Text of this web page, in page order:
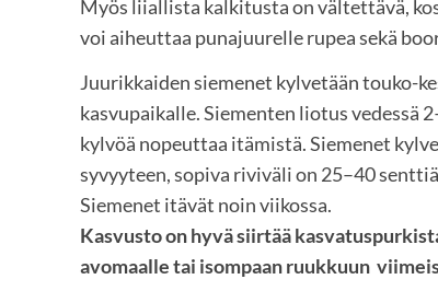
Myös liiallista kalkitusta on vältettävä,
voi aiheuttaa punajuurelle rupea sekä
Juurikkaiden siemenet kylvetään touko-
kasvupaikalle. Siementen liotus vedessä
kylvöä nopeuttaa itämistä. Siemenet
syvyyteen, sopiva riviväli on 25–40
Siemenet itävät noin viikossa.
Kasvusto on hyvä siirtää
avomaalle tai isompaan ruukkuun